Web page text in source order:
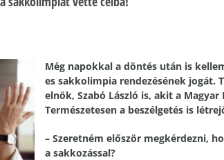
Még napokkal a döntés után is
es sakkolimpia rendezésének jogát.
elnök, Szabó László is, akit a
Természetesen a beszélgetés is
– Szeretném először megkérdezni,
a sakkozással?